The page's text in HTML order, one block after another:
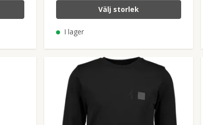
Välj storlek
I lager